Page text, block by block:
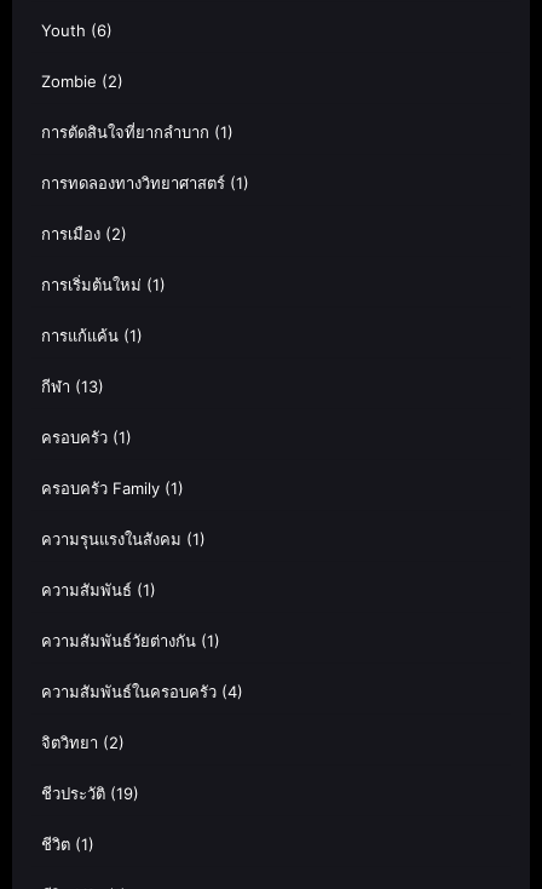
Youth (6)
Zombie (2)
การตัดสินใจที่ยากลำบาก (1)
การทดลองทางวิทยาศาสตร์ (1)
การเมือง (2)
การเริ่มต้นใหม่ (1)
การแก้แค้น (1)
กีฬา (13)
ครอบครัว (1)
ครอบครัว Family (1)
ความรุนแรงในสังคม (1)
ความสัมพันธ์ (1)
ความสัมพันธ์วัยต่างกัน (1)
ความสัมพันธ์ในครอบครัว (4)
จิตวิทยา (2)
ชีวประวัติ (19)
ชีวิต (1)